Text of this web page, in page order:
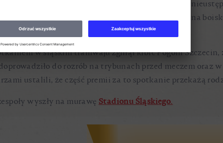
piłkarzy. By jeszcze wzmocnić ich agresję i
było. „Z takimi sytuacjami możecie spotkać się na
w śląskim tramwaju zginął kibic Pogoni
do rozrób na trybunach przed meczem oraz
ustalili, że część premii za to spotkanie przekażą
wyszły na murawę Stadionu Śląskiego.